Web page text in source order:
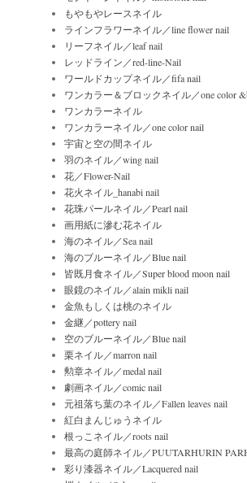
もやもやレースネイル
ラインフラワーネイル／line flower nail
リーフネイル／leaf nail
レッドライン／red-line-Nail
ワールドカップネイル／fifa nail
ワンカラー＆ブロックネイル／one color
ワンカラーネイル
ワンカラーネイル／one color nail
宇宙と空の間ネイル
羽のネイル／wing nail
花／Flower-Nail
花火ネイル_hanabi nail
花珠パールネイル／Pearl nail
画用紙に滲む花ネイル
海のネイル／Sea nail
海のブルーネイル／Blue nail
皆既月食ネイル／Super blood moon nail
眼鏡のネイル／alain mikli nail
金魚もしくは桃のネイル
金継／pottery nail
空のブルーネイル／Blue nail
栗ネイル／marron nail
勲章ネイル／medal nail
劇画ネイル／comic nail
元祖落ち葉のネイル／Fallen leaves nail
紅白まんじゅうネイル
根っこネイル／roots nail
最高の庭師ネイル／PUUTARHURIN
彩り漆器ネイル／Lacquered nail